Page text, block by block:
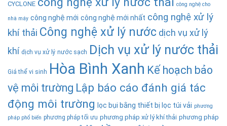
CYCLONE
công nghệ cho
nhà máy công nghệ mới công nghệ mới nhất công nghệ xử lý
khí thải Công nghệ xử lý nước dịch vụ xử lý
khí dịch vụ xử lý nước sạch Dịch vụ xử lý nước thải
Giá thể vi sinh Hòa Bình Xanh Kế hoạch bảo
vệ môi trường Lập báo cáo đánh giá tác
động môi trường lọc bụi bằng thiết bị lọc túi vải phương
pháp phổ biến phương pháp tối ưu phương pháp xử lý khí thải phương pháp